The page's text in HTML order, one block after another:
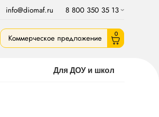
info@diomaf.ru 8 800 350 35 13
Коммерческое предложение 0
Для ДОУ и школ